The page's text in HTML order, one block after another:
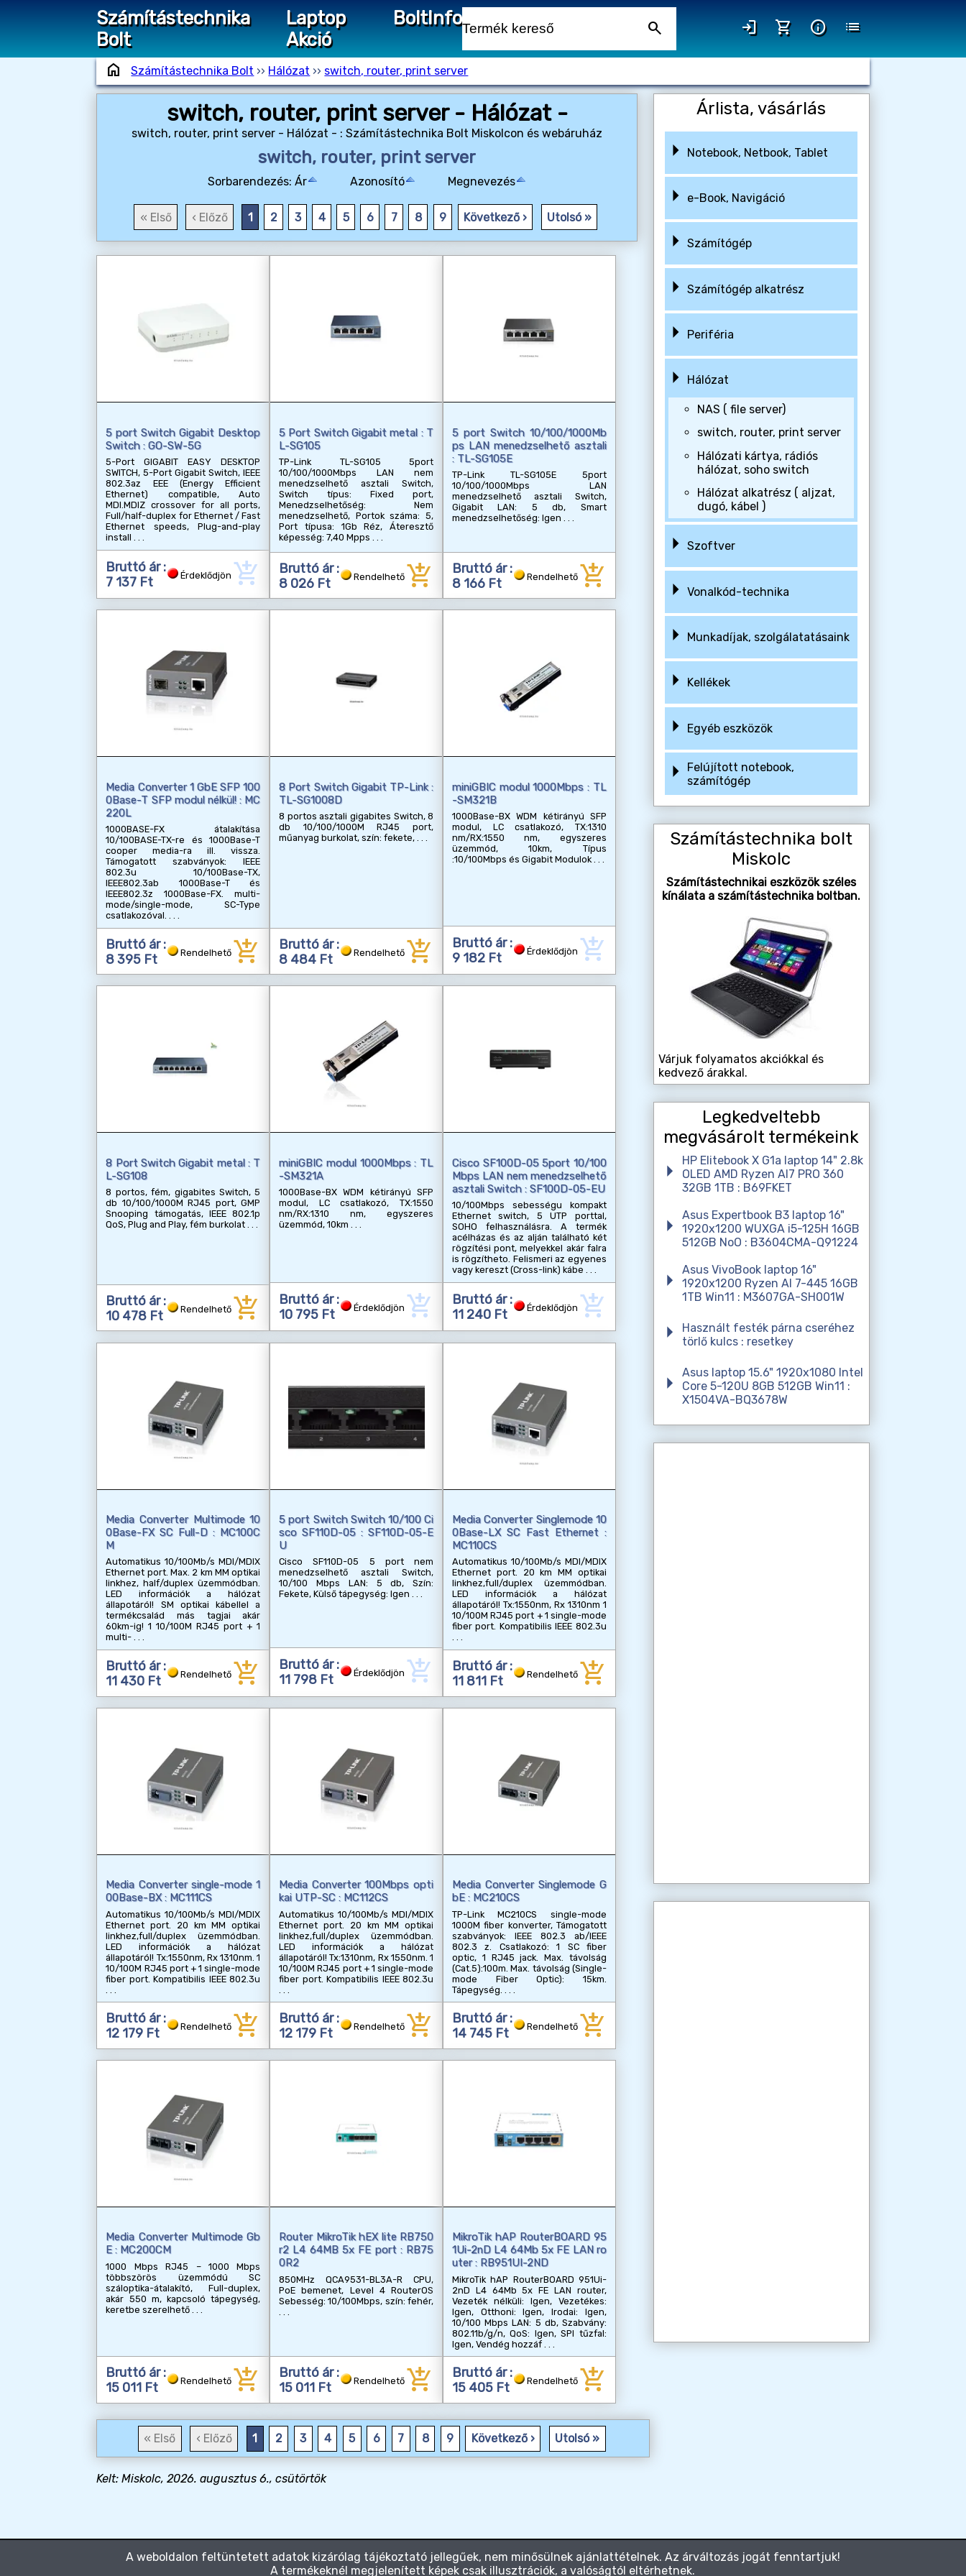
Számítástechnika
Bolt
Laptop
Akció
BoltInfo search login shopping_cart info list
home Számítástechnika Bolt ›› Hálózat ›› switch, router, print server
switch, router, print server - Hálózat -
switch, router, print server - Hálózat - : Számítástechnika Bolt Miskolcon és webáruház
switch, router, print server
Sorbarendezés: Ár Azonosító Megnevezés
« Első ‹ Előző 1 2 3 4 5 6 7 8 9 Következő › Utolsó »
5 port Switch Gigabit Desktop
Switch : GO-SW-5G
5-Port GIGABIT EASY DESKTOP
SWITCH, 5-Port Gigabit Switch, IEEE
802.3az EEE (Energy Efficient
Ethernet) compatible, Auto
MDI.MDIZ crossover for all ports,
Full/half-duplex for Ethernet / Fast
Ethernet speeds, Plug-and-play
install
Bruttó ár :
7 137 Ft
Érdeklődjön add_shopping_cart
5 Port Switch Gigabit metal : T
L-SG105
TP-Link TL-SG105 5port
10/100/1000Mbps LAN nem
menedzselhető asztali Switch,
Switch típus: Fixed port,
Menedzselhetőség: Nem
menedzselhető, Portok száma: 5,
Port típusa: 1Gb Réz, Áteresztő
képesség: 7,40 Mpps
Bruttó ár :
8 026 Ft
Rendelhető add_shopping_cart
5 port Switch 10/100/1000Mb
ps LAN menedzselhető asztali
: TL-SG105E
TP-Link TL-SG105E 5port
10/100/1000Mbps LAN
menedzselhető asztali Switch,
Gigabit LAN: 5 db, Smart
menedzselhetőség: Igen
Bruttó ár :
8 166 Ft
Rendelhető add_shopping_cart
Media Converter 1 GbE SFP 100
0Base-T SFP modul nélkül! : MC
220L
1000BASE-FX átalakítása
10/100BASE-TX-re és 1000Base-T
cooper media-ra ill. vissza.
Támogatott szabványok: IEEE
802.3u 10/100Base-TX,
IEEE802.3ab 1000Base-T és
IEEE802.3z 1000Base-FX. multi-
mode/single-mode, SC-Type
csatlakozóval.
Bruttó ár :
8 395 Ft
Rendelhető add_shopping_cart
8 Port Switch Gigabit TP-Link :
TL-SG1008D
8 portos asztali gigabites Switch, 8
db 10/100/1000M RJ45 port,
műanyag burkolat, szín: fekete,
Bruttó ár :
8 484 Ft
Rendelhető add_shopping_cart
miniGBIC modul 1000Mbps : TL
-SM321B
1000Base-BX WDM kétirányú SFP
modul, LC csatlakozó, TX:1310
nm/RX:1550 nm, egyszeres
üzemmód, 10km, Típus
:10/100Mbps és Gigabit Modulok
Bruttó ár :
9 182 Ft
Érdeklődjön add_shopping_cart
8 Port Switch Gigabit metal : T
L-SG108
8 portos, fém, gigabites Switch, 5
db 10/100/1000M RJ45 port, GMP
Snooping támogatás, IEEE 802.1p
QoS, Plug and Play, fém burkolat
Bruttó ár :
10 478 Ft
Rendelhető add_shopping_cart
miniGBIC modul 1000Mbps : TL
-SM321A
1000Base-BX WDM kétirányú SFP
modul, LC csatlakozó, TX:1550
nm/RX:1310 nm, egyszeres
üzemmód, 10km
Bruttó ár :
10 795 Ft
Érdeklődjön add_shopping_cart
Cisco SF100D-05 5port 10/100
Mbps LAN nem menedzselhető
asztali Switch : SF100D-05-EU
10/100Mbps sebességu kompakt
Ethernet switch, 5 UTP porttal,
SOHO felhasználásra. A termék
acélházas és az alján található két
rögzítési pont, melyekkel akár falra
is rögzítheto. Felismeri az egyenes
vagy kereszt (Cross-link) kábe
Bruttó ár :
11 240 Ft
Érdeklődjön add_shopping_cart
Media Converter Multimode 10
0Base-FX SC Full-D : MC100C
M
Automatikus 10/100Mb/s MDI/MDIX
Ethernet port. Max. 2 km MM optikai
linkhez, half/duplex üzemmódban.
LED információk a hálózat
állapotáról! SM optikai kábellel a
termékcsalád más tagjai akár
60km-ig! 1 10/100M RJ45 port + 1
multi-
Bruttó ár :
11 430 Ft
Rendelhető add_shopping_cart
5 port Switch Switch 10/100 Ci
sco SF110D-05 : SF110D-05-E
U
Cisco SF110D-05 5 port nem
menedzselhető asztali Switch,
10/100 Mbps LAN: 5 db, Szín:
Fekete, Külső tápegység: Igen
Bruttó ár :
11 798 Ft
Érdeklődjön add_shopping_cart
Media Converter Singlemode 10
0Base-LX SC Fast Ethernet :
MC110CS
Automatikus 10/100Mb/s MDI/MDIX
Ethernet port. 20 km MM optikai
linkhez,full/duplex üzemmódban.
LED információk a hálózat
állapotáról! Tx:1550nm, Rx 1310nm 1
10/100M RJ45 port + 1 single-mode
fiber port. Kompatibilis IEEE 802.3u
Bruttó ár :
11 811 Ft
Rendelhető add_shopping_cart
Media Converter single-mode 1
00Base-BX : MC111CS
Automatikus 10/100Mb/s MDI/MDIX
Ethernet port. 20 km MM optikai
linkhez,full/duplex üzemmódban.
LED információk a hálózat
állapotáról! Tx:1550nm, Rx 1310nm. 1
10/100M RJ45 port + 1 single-mode
fiber port. Kompatibilis IEEE 802.3u
Bruttó ár :
12 179 Ft
Rendelhető add_shopping_cart
Media Converter 100Mbps opti
kai UTP-SC : MC112CS
Automatikus 10/100Mb/s MDI/MDIX
Ethernet port. 20 km MM optikai
linkhez,full/duplex üzemmódban.
LED információk a hálózat
állapotáról! Tx:1310nm, Rx 1550nm. 1
10/100M RJ45 port + 1 single-mode
fiber port. Kompatibilis IEEE 802.3u
Bruttó ár :
12 179 Ft
Rendelhető add_shopping_cart
Media Converter Singlemode G
bE : MC210CS
TP-Link MC210CS single-mode
1000M fiber konverter, Támogatott
szabványok: IEEE 802.3 ab/IEEE
802.3 z. Csatlakozó: 1 SC fiber
optic, 1 RJ45 jack. Max. távolság
(Cat.5):100m. Max. távolság (Single-
mode Fiber Optic): 15km.
Tápegység.
Bruttó ár :
14 745 Ft
Rendelhető add_shopping_cart
Media Converter Multimode Gb
E : MC200CM
1000 Mbps RJ45 – 1000 Mbps
többszörös üzemmódú SC
száloptika-átalakító, Full-duplex,
akár 550 m, kapcsoló tápegység,
keretbe szerelhető
Bruttó ár :
15 011 Ft
Rendelhető add_shopping_cart
Router MikroTik hEX lite RB750
r2 L4 64MB 5x FE port : RB75
0R2
850MHz QCA9531-BL3A-R CPU,
PoE bemenet, Level 4 RouterOS
Sebesség: 10/100Mbps, szín: fehér,
Bruttó ár :
15 011 Ft
Rendelhető add_shopping_cart
MikroTik hAP RouterBOARD 95
1Ui-2nD L4 64Mb 5x FE LAN ro
uter : RB951UI-2ND
MikroTik hAP RouterBOARD 951Ui-
2nD L4 64Mb 5x FE LAN router,
Vezeték nélküli: Igen, Vezetékes:
Igen, Otthoni: Igen, Irodai: Igen,
10/100 Mbps LAN: 5 db, Szabvány:
802.11b/g/n, QoS: Igen, SPI tűzfal:
Igen, Vendég hozzáf
Bruttó ár :
15 405 Ft
Rendelhető add_shopping_cart
« Első ‹ Előző 1 2 3 4 5 6 7 8 9 Következő › Utolsó »
Kelt: Miskolc, 2026. augusztus 6., csütörtök
Árlista, vásárlás
Notebook, Netbook, Tablet
e-Book, Navigáció
Számítógép
Számítógép alkatrész
Periféria
Hálózat
NAS ( file server)
switch, router, print server
Hálózati kártya, rádiós
hálózat, soho switch
Hálózat alkatrész ( aljzat,
dugó, kábel )
Szoftver
Vonalkód-technika
Munkadíjak, szolgálatatásaink
Kellékek
Egyéb eszközök
Felújított notebook,
számítógép
Számítástechnika bolt
Miskolc
Számítástechnikai eszközök széles
kínálata a számítástechnika boltban.
Várjuk folyamatos akciókkal és
kedvező árakkal.
Legkedveltebb
megvásárolt termékeink
HP Elitebook X G1a laptop 14" 2.8k
OLED AMD Ryzen AI7 PRO 360
32GB 1TB : B69FKET
Asus Expertbook B3 laptop 16"
1920x1200 WUXGA i5-125H 16GB
512GB NoO : B3604CMA-Q91224
Asus VivoBook laptop 16"
1920x1200 Ryzen AI 7-445 16GB
1TB Win11 : M3607GA-SH001W
Használt festék párna cseréhez
törlő kulcs : resetkey
Asus laptop 15.6" 1920x1080 Intel
Core 5-120U 8GB 512GB Win11 :
X1504VA-BQ3678W
A weboldalon feltüntetett adatok kizárólag tájékoztató jellegűek, nem minősülnek ajánlattételnek. Az árváltozás jogát fenntartjuk!
A termékeknél megjelenített képek csak illusztrációk, a valóságtól eltérhetnek.